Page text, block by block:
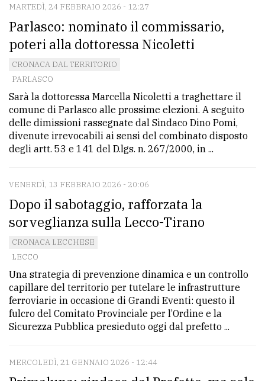
MARTEDÌ, 24 FEBBRAIO 2026 - 12:27
Parlasco: nominato il commissario,
poteri alla dottoressa Nicoletti
CRONACA DAL TERRITORIO
PARLASCO
Sarà la dottoressa Marcella Nicoletti a traghettare il
comune di Parlasco alle prossime elezioni. A seguito
delle dimissioni rassegnate dal Sindaco Dino Pomi,
divenute irrevocabili ai sensi del combinato disposto
degli artt. 53 e 141 del D.lgs. n. 267/2000, in ...
VENERDÌ, 13 FEBBRAIO 2026 - 20:06
Dopo il sabotaggio, rafforzata la
sorveglianza sulla Lecco-Tirano
CRONACA LECCHESE
LECCO
Una strategia di prevenzione dinamica e un controllo
capillare del territorio per tutelare le infrastrutture
ferroviarie in occasione di Grandi Eventi: questo il
fulcro del Comitato Provinciale per l’Ordine e la
Sicurezza Pubblica presieduto oggi dal prefetto ...
MERCOLEDÌ, 21 GENNAIO 2026 - 12:44